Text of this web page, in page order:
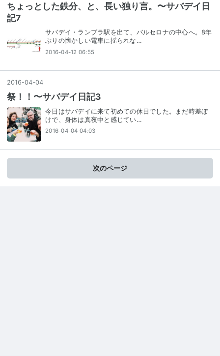
ちょっとした鉄分、と、長い独り言。〜サバデイ日
記7
サバデイ・ランブラ駅を出て、バルセロナの中心へ。8年
ぶりの懐かしい電車に揺られな…
2016-04-12 06:55
2016-04-04
祭！！〜サバデイ日記3
今日はサバデイに来て初めての休日でした。まだ時差ぼ
けで、身体は真夜中と感じてい…
2016-04-04 04:03
次のページ